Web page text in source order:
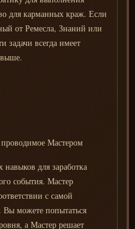
для карманных краж. Если
от Ремесла, Знаний или
задачи всегда имеет
Мастером
для заработка
события. Мастер
с самой
Вы можете попытаться
а Мастер решает